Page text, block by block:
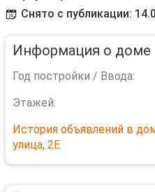
Снято с публикации:
Информация о доме
Год постройки / Ввода:
Этажей:
История объявлений в
улица, 2Е